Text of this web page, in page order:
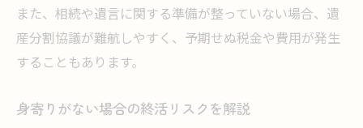
また、相続や遺言に関する準備が整っていない場合、遺
産分割協議が難航しやすく、予期せぬ税金や費用が発生
することもあります。
身寄りがない場合の終活リスクを解説